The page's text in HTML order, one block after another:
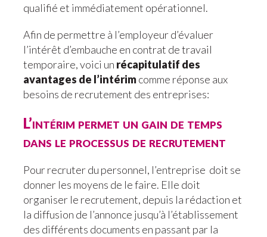
qualifié et immédiatement opérationnel.
Afin de permettre à l’employeur d’évaluer
l’intérêt d’embauche en contrat de travail
temporaire, voici un récapitulatif des
avantages de l’intérimcomme réponse aux
besoins de recrutement des entreprises:
L’intérim permet un gain de temps
dans le processus de recrutement
Pour recruter du personnel, l’entreprise doit se
donner les moyens de le faire. Elle doit
organiser le recrutement, depuis la rédaction et
la diffusion de l’annonce jusqu’à l’établissement
des différents documents en passant par la